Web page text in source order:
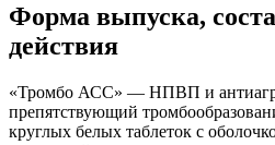
Форма выпуска,
действия
«Тромбо АСС» ― НПВП и
препятствующий
круглых белых таблеток с